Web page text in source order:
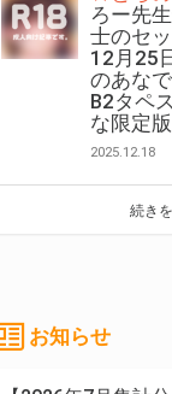
ろー先
士のセ
12月25
のあな
B2タペ
な限定
2025.12.18
続き
お知らせ